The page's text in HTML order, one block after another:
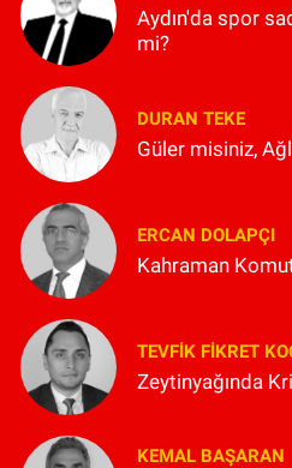
Aydın'da spor
mi?
DURAN TEKE
Güler misiniz,
ERCAN DOLAPÇI
Kahraman
TEVFIK FIKRET
Zeytinyağında
KEMAL BAŞARAN